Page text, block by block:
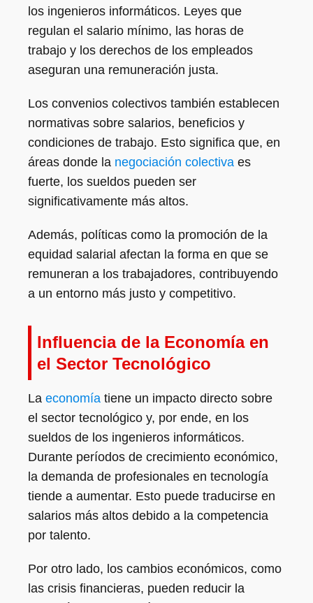
los ingenieros informáticos. Leyes que
regulan el salario mínimo, las horas de
trabajo y los derechos de los empleados
aseguran una remuneración justa.
Los convenios colectivos también establecen
normativas sobre salarios, beneficios y
condiciones de trabajo. Esto significa que, en
áreas donde la negociación colectiva es
fuerte, los sueldos pueden ser
significativamente más altos.
Además, políticas como la promoción de la
equidad salarial afectan la forma en que se
remuneran a los trabajadores, contribuyendo
a un entorno más justo y competitivo.
Influencia de la Economía en
el Sector Tecnológico
La economía tiene un impacto directo sobre
el sector tecnológico y, por ende, en los
sueldos de los ingenieros informáticos.
Durante períodos de crecimiento económico,
la demanda de profesionales en tecnología
tiende a aumentar. Esto puede traducirse en
salarios más altos debido a la competencia
por talento.
Por otro lado, los cambios económicos, como
las crisis financieras, pueden reducir la